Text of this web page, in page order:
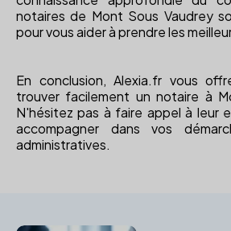
notaires de Mont Sous Vaudrey
pour vous aider à prendre les
En conclusion, Alexia.fr vous
trouver facilement un notaire à
N'hésitez pas à faire appel à leur
accompagner dans vos
administratives.